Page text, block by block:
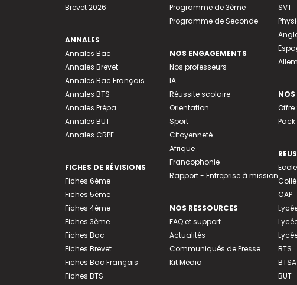
Brevet 2026
ANNALES
Annales Bac
Annales Brevet
Annales Bac Français
Annales BTS
Annales Prépa
Annales BUT
Annales CRPE
FICHES DE RÉVISIONS
Fiches 6ème
Fiches 5ème
Fiches 4ème
Fiches 3ème
Fiches Bac
Fiches Brevet
Fiches Bac Français
Fiches BTS
Programme de 3ème
Programme de Seconde
NOS ENGAGEMENTS
Nos professeurs
IA
Réussite scolaire
Orientation
Sport
Citoyenneté
Afrique
Francophonie
Rapport - Entreprise à mission
NOS RESSOURCES
FAQ et support
Actualités
Communiqués de Presse
Kit Média
SVT
NOS
CAP
BTS
BTSA
BUT